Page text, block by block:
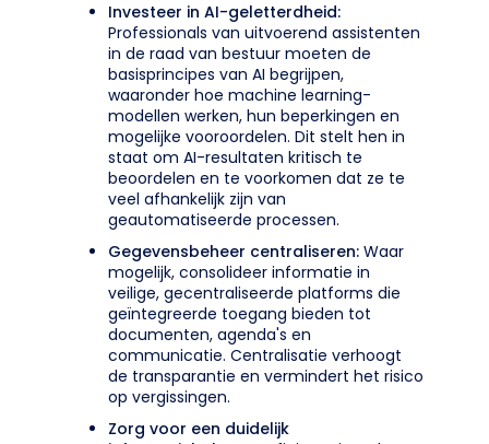
Investeer in AI-geletterdheid:
Professionals van uitvoerend assistenten
in de raad van bestuur moeten de
basisprincipes van AI begrijpen,
waaronder hoe machine learning-
modellen werken, hun beperkingen en
mogelijke vooroordelen. Dit stelt hen in
staat om AI-resultaten kritisch te
beoordelen en te voorkomen dat ze te
veel afhankelijk zijn van
geautomatiseerde processen.
Gegevensbeheer centraliseren: Waar
mogelijk, consolideer informatie in
veilige, gecentraliseerde platforms die
geïntegreerde toegang bieden tot
documenten, agenda's en
communicatie. Centralisatie verhoogt
de transparantie en vermindert het risico
op vergissingen.
Zorg voor een duidelijk